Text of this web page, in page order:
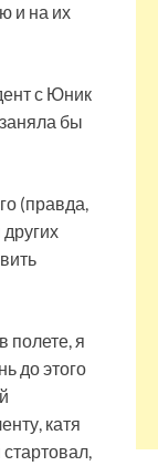
и на их
с Юник
бы
(правда,
полете, я
до этого
катя